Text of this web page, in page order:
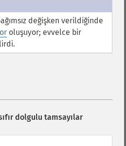
değişken verildiğinde
oluşuyor; evvelce bir
dolgulu tamsayılar